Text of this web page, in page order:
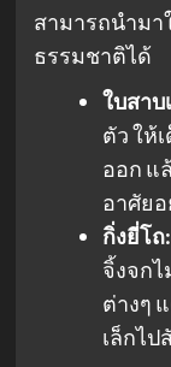
สามารถนำมา
ธรรมชาติได้
ใบสาบ
ตัว ให้
ออก แ
อาศัย
กิ่งยี่โถ:
จิ้งจก
ต่างๆ
เล็กไ